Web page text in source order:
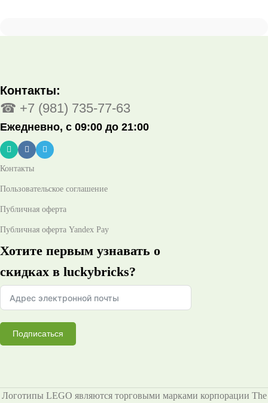
Контакты:
☎ +7 (981) 735-77-63
Ежедневно, с 09:00 до 21:00
Контакты
Пользовательское соглашение
Публичная оферта
Публичная оферта Yandex Pay
Хотите первым узнавать о
скидках в luckybricks?
Подписаться
Логотипы LEGO являются торговыми марками корпорации The